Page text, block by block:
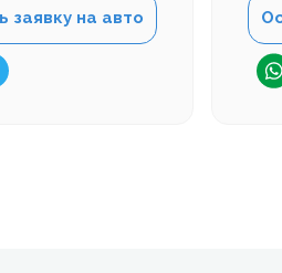
заявку на авто